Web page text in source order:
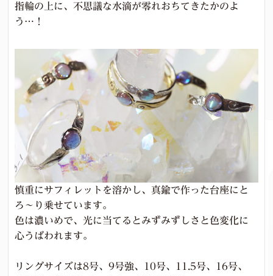
指輪の上に、不思議な水滴が零れおちてきたかのよ
う…！
慎重にサフィレットを溶かし、真鍮で作った台座にと
ろ～り乗せています。
色は濃いめで、光に当てるとみずみずしさと色変化に
心うばわれます。
リングサイズは8号、9号強、10号、11.5号、16号、